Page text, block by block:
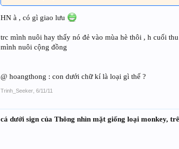
HN à , có gì giao lưu
trc mình nuôi hay thấy nó đẻ vào mùa hè thôi , h cuối
mình nuôi cộng đồng
@ hoangthong : con dưới chữ kí là loại gì thế ?
Trinh_Seeker 6/11/11
cá dưới sign của Thông nhìn mặt giống loại monkey,